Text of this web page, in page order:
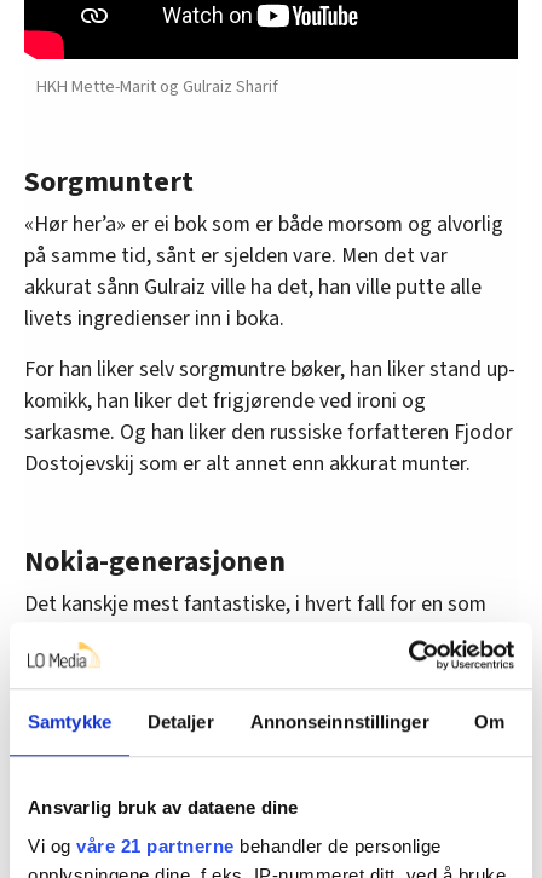
Samtykke Detaljer Annonseinnstillinger Om
Ansvarlig bruk av dataene dine
Vi og våre 21 partnerne behandler de personlige
HKH Mette-Marit og Gulraiz Sharif
Sorgmuntert
«Hør her’a» er ei bok som er både morsom og alvorlig
på samme tid, sånt er sjelden vare. Men det var
akkurat sånn Gulraiz ville ha det, han ville putte alle
livets ingredienser inn i boka.
For han liker selv sorgmuntre bøker, han liker stand up-
komikk, han liker det frigjørende ved ironi og
sarkasme. Og han liker den russiske forfatteren Fjodor
Dostojevskij som er alt annet enn akkurat munter.
Nokia-generasjonen
Det kanskje mest fantastiske, i hvert fall for en som
har passert 50 år, er at brorparten av manuset til «Hør
her’a» er skrevet på mobiltelefonen.
Gulraiz forteller at han mens skrivingen pågikk hele
tida måtte hente barna, han var en konstant stresset
– Jeg er jo nokia-generasjonen som har vokst opp med
sms. Det må gå kjapt, jeg skriver like fort som jeg